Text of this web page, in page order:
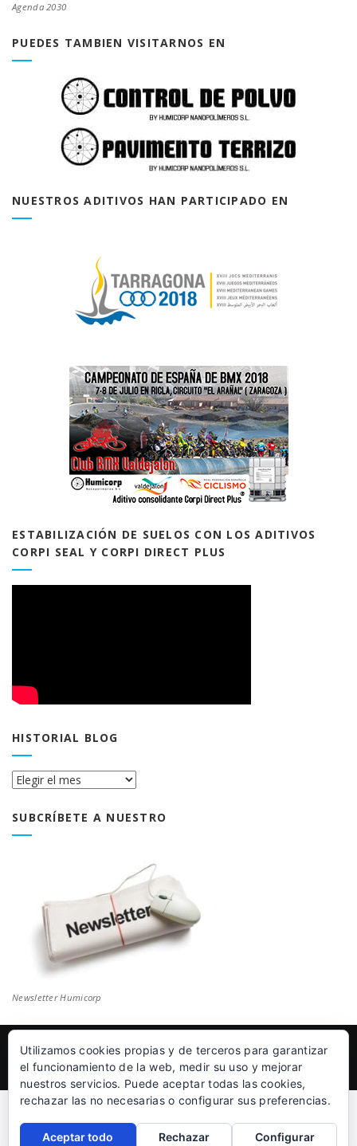
Agenda 2030
PUEDES TAMBIEN VISITARNOS EN
NUESTROS ADITIVOS HAN PARTICIPADO EN
ESTABILIZACIÓN DE SUELOS CON LOS ADITIVOS
CORPI SEAL Y CORPI DIRECT PLUS
HISTORIAL BLOG
Historial
SUBCRÍBETE A NUESTRO
Newsletter Humicorp
© Humicorp Nanopolímeros S.L 2011-2026| Aviso Legal
Utilizamos cookies propias y de terceros para garantizar
el funcionamiento de la web, medir su uso y mejorar
nuestros servicios. Puede aceptar todas las cookies,
rechazar las no necesarias o configurar sus preferencias.
Aceptar todo Rechazar Configurar